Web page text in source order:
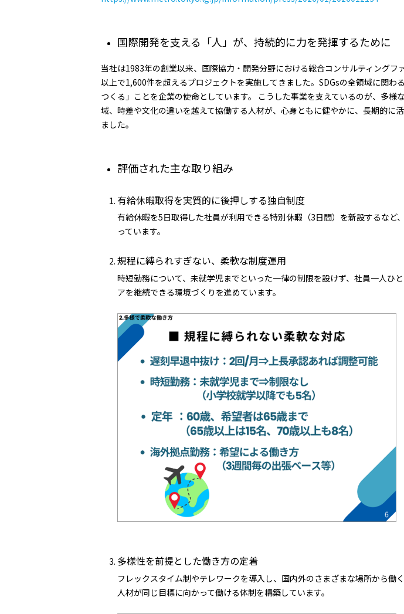
国際開発を支える「人」が、持続的に力を発揮するために
当社は1983年の創業以来、国際協力・開発分野における総合コンサルティング
以上で1,600件を超えるプロジェクトを実施してきました。SDGsの全領域に関
つくる」ことを企業の使命としています。 こうした事業を支えているのが、多
域、時差や文化の違いを越えて協働する人材が、心身ともに健やかに、長期的
ました。
評価された主な取り組み
有給休暇取得を実質的に後押しする独自制度
有給休暇を5日取得した社員が利用できる特別休暇（3日間）を新設するな
っています。
規程に縛られすぎない、柔軟な制度運用
時短勤務について、未就学児までといった一律の制限を設けず、社員一人ひ
アを継続できる環境づくりを進めています。
多様性を前提とした働き方の定着
フレックスタイム制やテレワークを導入し、国内外のさまざまな場所から
人材が同じ目標に向かって働ける体制を構築しています。